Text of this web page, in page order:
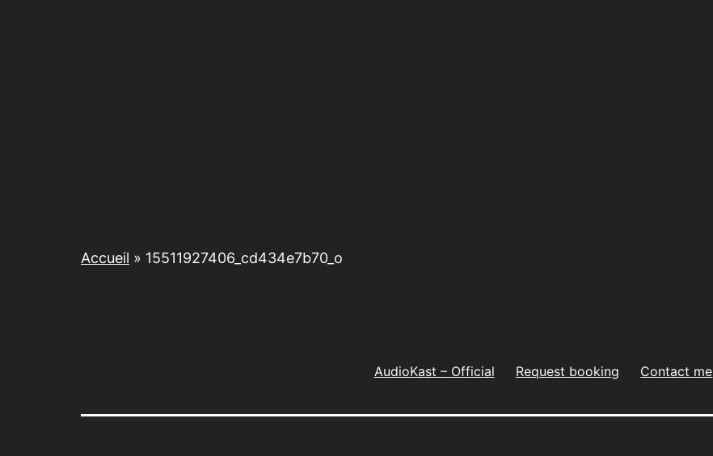
Accueil » 15511927406_cd434e7b70_o
AudioKast – Official Request booking Contact me